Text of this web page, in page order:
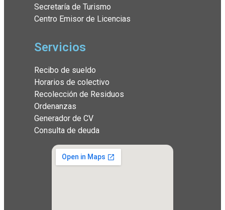
Secretaría de Turismo
Centro Emisor de Licencias
Servicios
Recibo de sueldo
Horarios de colectivo
Recolección de Residuos
Ordenanzas
Generador de CV
Consulta de deuda